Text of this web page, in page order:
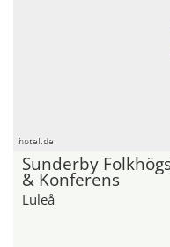
hotel.de
Sunderby
& Konferens
Luleå